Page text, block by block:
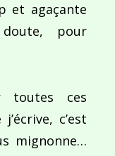
et agaçante
pour
toutes ces
c’est
mignonne…